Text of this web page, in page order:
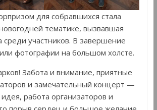
для собравшихся стала
тематике, вызвавшая
среди участников. В завершение
фотографии на большом холсте.
Забота и внимание, приятные
и замечательный концерт —
работа организаторов и